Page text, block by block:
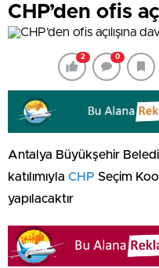
CHP’den ofis
2 0
Antalya Büyükşehir
katılımıyla CHP Seçim
yapılacaktır